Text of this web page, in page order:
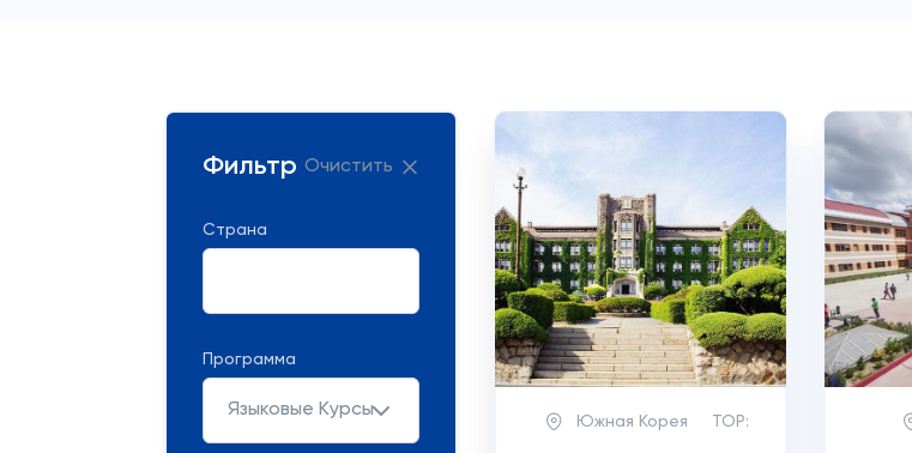
Фильтр Очистить
Страна
Программа
Языковые Курсы
Южная Корея TOP: